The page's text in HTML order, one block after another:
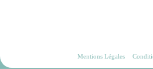
Mentions Légales